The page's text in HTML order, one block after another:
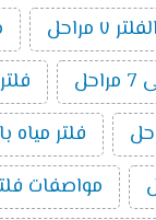
مراحل
فلتر
فلتر مياه
مواصفات فلتر 7